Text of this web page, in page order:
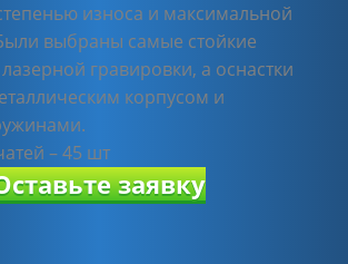
износа и максимальной
выбраны самые стойкие
гравировки, а оснастки
корпусом и
– 45 шт
заявку